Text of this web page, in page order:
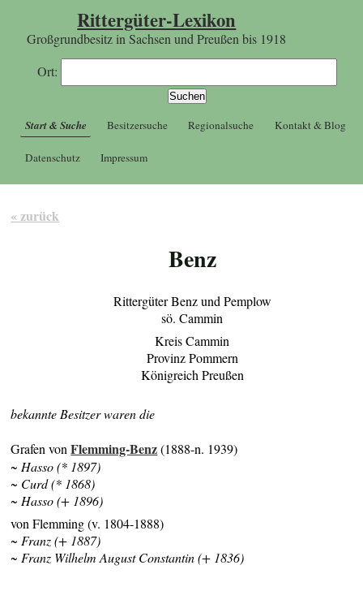
Rittergüter-Lexikon
Großgrundbesitz in Sachsen und Preußen bis 1918
Ort:
Start & Suche Besitzersuche Regionalsuche Kontakt & Blog
Datenschutz Impressum
« zurück
Benz
Rittergüter Benz und Pemplow
sö. Cammin
Kreis Cammin
Provinz Pommern
Königreich Preußen
bekannte Besitzer waren die
Grafen vonFlemming-Benz(1888-n. 1939)
~ Hasso (* 1897)
~ Curd (* 1868)
~ Hasso (+ 1896)
von Flemming (v. 1804-1888)
~ Franz (+ 1887)
~ Franz Wilhelm August Constantin (+ 1836)